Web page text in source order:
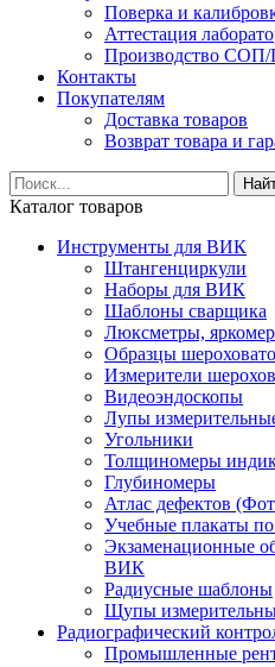
Поверка и
Аттестация
Производство
Контакты
Покупателям
Доставка товаров
Возврат товара и
Каталог товаров
Инструменты для ВИК
Штангенциркули
Наборы для ВИК
Шаблоны сварщика
Люксметры,
Образцы
Измерители
Видеоэндоскопы
Лупы
Угольники
Толщиномеры
Глубиномеры
Атлас дефектов
Учебные плакаты
Экзаменационные
ВИК
Радиусные шаблоны
Щупы
Радиографический
Промышленные